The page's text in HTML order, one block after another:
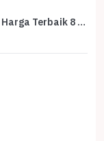
Rumah Area Luxury Turangga, Bandung - Harga Terbaik 8 Miliar